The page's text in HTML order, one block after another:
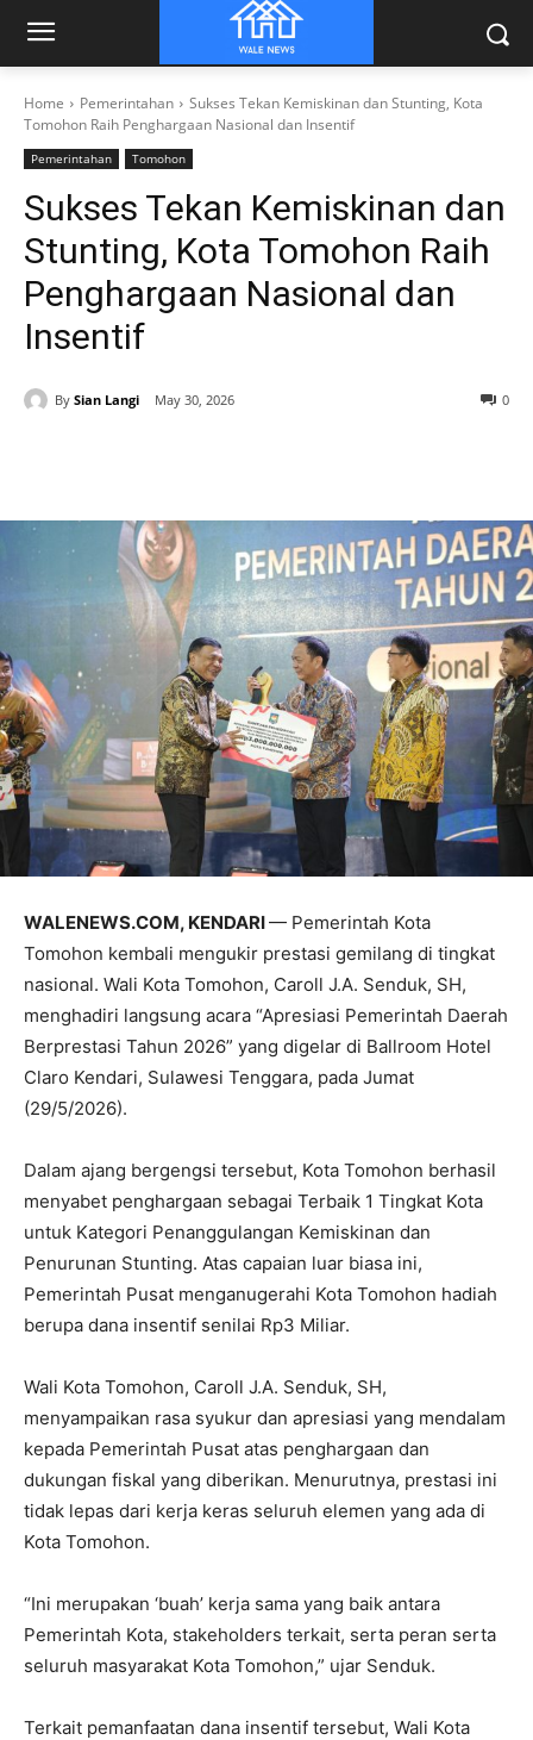
Home Pemerintahan
Sukses Tekan Kemiskinan dan Stunting, Kota
Tomohon Raih Penghargaan Nasional dan Insentif
Pemerintahan Tomohon
Sukses Tekan Kemiskinan dan
Stunting, Kota Tomohon Raih
Penghargaan Nasional dan
Insentif
By Sian Langi May 30, 2026 0
WALENEWS.COM, KENDARI— Pemerintah Kota
Tomohon kembali mengukir prestasi gemilang di tingkat
nasional. Wali Kota Tomohon, Caroll J.A. Senduk, SH,
menghadiri langsung acara “Apresiasi Pemerintah Daerah
Berprestasi Tahun 2026” yang digelar di Ballroom Hotel
Claro Kendari, Sulawesi Tenggara, pada Jumat
(29/5/2026).
Dalam ajang bergengsi tersebut, Kota Tomohon berhasil
menyabet penghargaan sebagai Terbaik 1 Tingkat Kota
untuk Kategori Penanggulangan Kemiskinan dan
Penurunan Stunting. Atas capaian luar biasa ini,
Pemerintah Pusat menganugerahi Kota Tomohon hadiah
berupa dana insentif senilai Rp3 Miliar.
Wali Kota Tomohon, Caroll J.A. Senduk, SH,
menyampaikan rasa syukur dan apresiasi yang mendalam
kepada Pemerintah Pusat atas penghargaan dan
dukungan fiskal yang diberikan. Menurutnya, prestasi ini
tidak lepas dari kerja keras seluruh elemen yang ada di
Kota Tomohon.
“Ini merupakan ‘buah’ kerja sama yang baik antara
Pemerintah Kota, stakeholders terkait, serta peran serta
seluruh masyarakat Kota Tomohon,” ujar Senduk.
Terkait pemanfaatan dana insentif tersebut, Wali Kota